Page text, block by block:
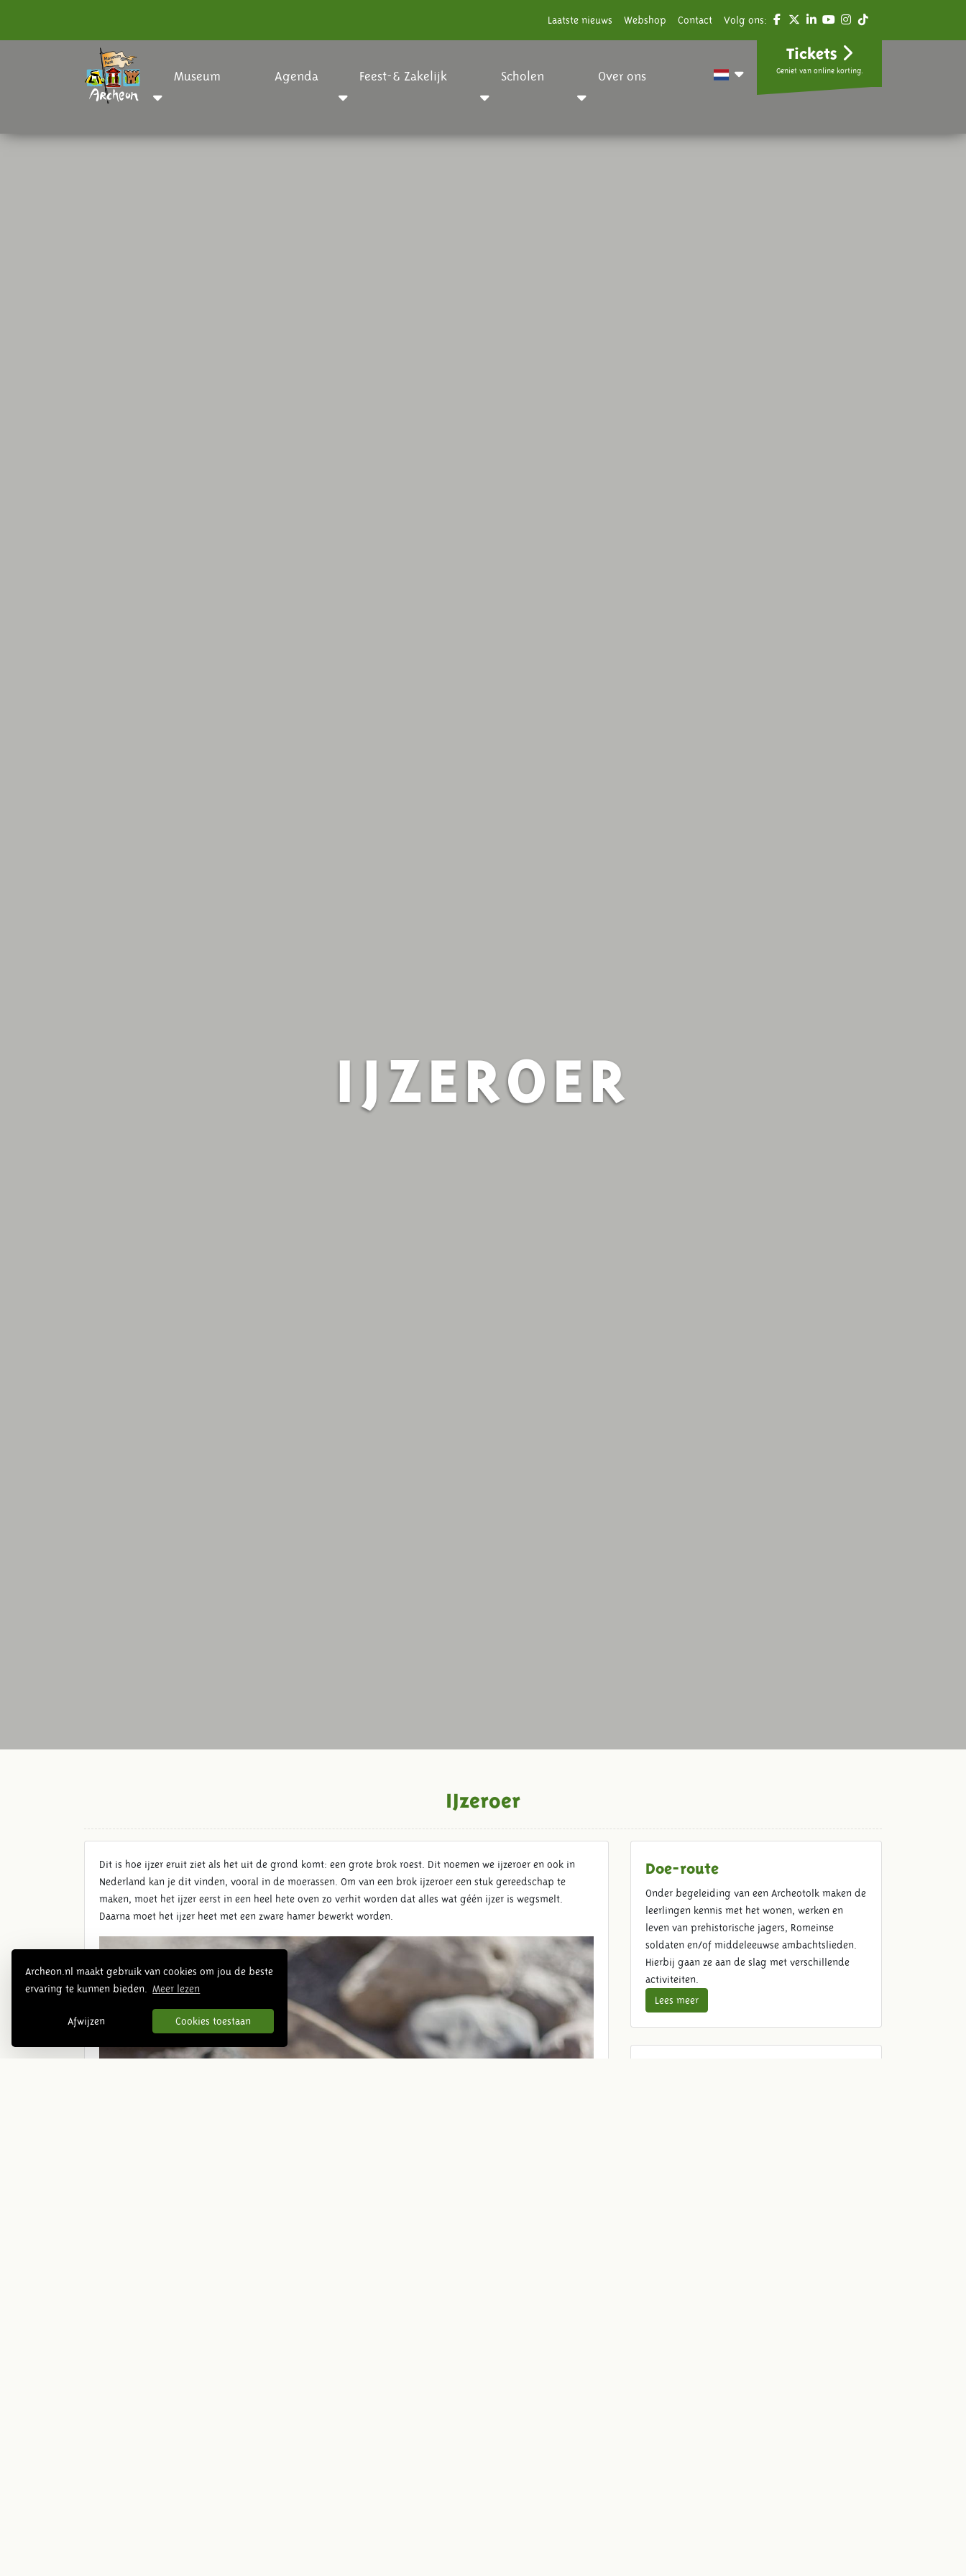
Archeon.nl maakt gebruik van cookies om jou de beste
ervaring te kunnen bieden.
Meer lezen
Afwijzen Cookies toestaan
Laatste nieuws Webshop Contact Volg ons:
Museum Agenda Feest-& Zakelijk Scholen Over ons
Tickets
Geniet van online korting.
IJZEROER
IJzeroer
Dit is hoe ijzer eruit ziet als het uit de grond komt: een grote brok roest. Dit noemen we ijzeroer en ook in
Nederland kan je dit vinden, vooral in de moerassen. Om van een brok ijzeroer een stuk gereedschap te
maken, moet het ijzer eerst in een heel hete oven zo verhit worden dat alles wat géén ijzer is wegsmelt.
Daarna moet het ijzer heet met een zware hamer bewerkt worden.
Doe-route
Onder begeleiding van een Archeotolk maken de
leerlingen kennis met het wonen, werken en
leven van prehistorische jagers, Romeinse
soldaten en/of middeleeuwse ambachtslieden.
Hierbij gaan ze aan de slag met verschillende
activiteiten.
Lees meer